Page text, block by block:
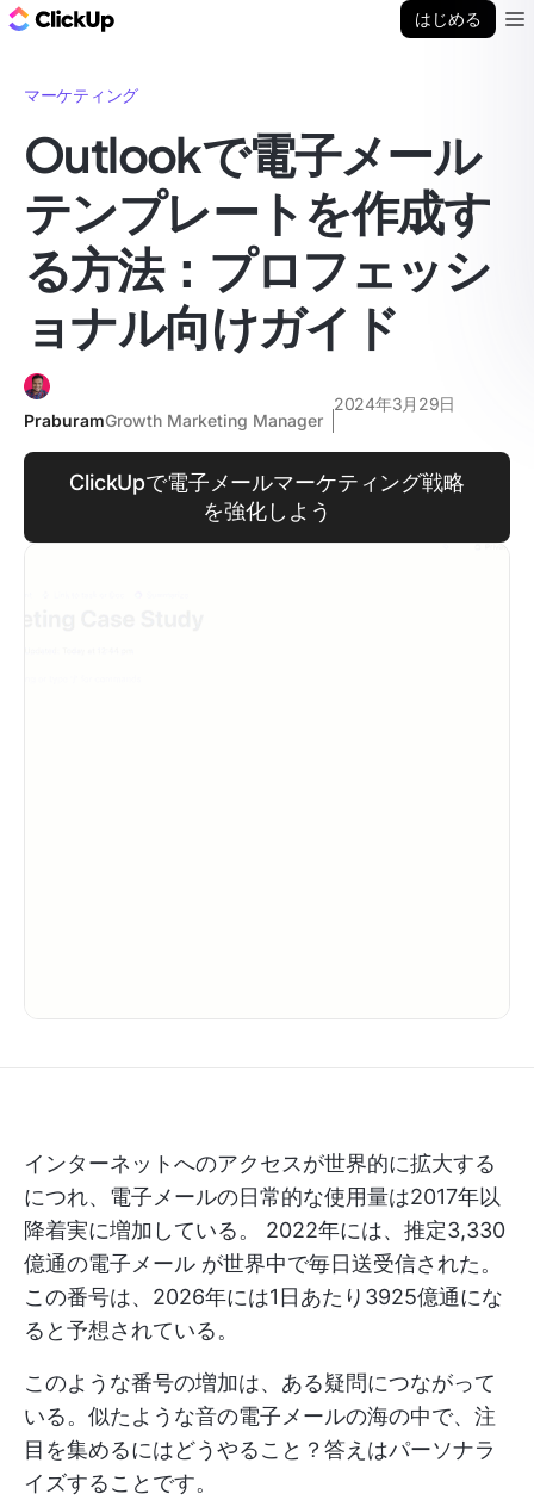
はじめる
マーケティング
Outlookで電子メール
テンプレートを作成す
る方法：プロフェッシ
ョナル向けガイド
PraburamGrowth Marketing Manager
2024年3月29日
ClickUpで電子メールマーケティング戦略
を強化しよう
インターネットへのアクセスが世界的に拡大する
につれ、電子メールの日常的な使用量は2017年以
降着実に増加している。 2022年には、推定3,330
億通の電子メール が世界中で毎日送受信された。
この番号は、2026年には1日あたり3925億通にな
ると予想されている。
このような番号の増加は、ある疑問につながって
いる。似たような音の電子メールの海の中で、注
目を集めるにはどうやること？答えはパーソナラ
イズすることです。